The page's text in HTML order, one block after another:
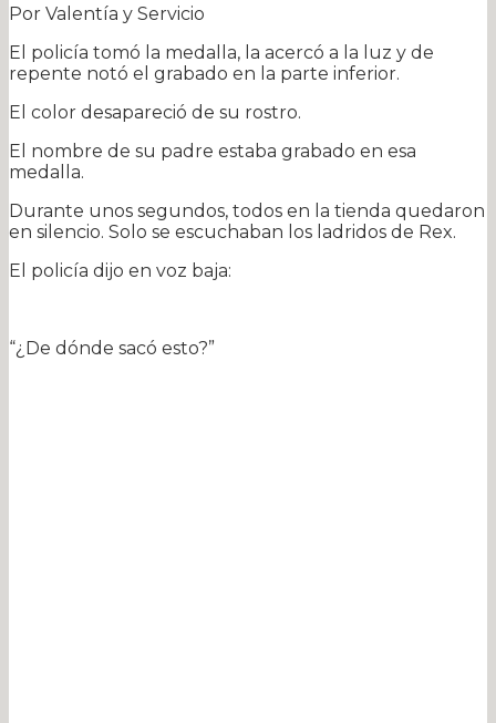
Por Valentía y Servicio
El policía tomó la medalla, la acercó a la luz y de
repente notó el grabado en la parte inferior.
El color desapareció de su rostro.
El nombre de su padre estaba grabado en esa
medalla.
Durante unos segundos, todos en la tienda quedaron
en silencio. Solo se escuchaban los ladridos de Rex.
El policía dijo en voz baja:
“¿De dónde sacó esto?”